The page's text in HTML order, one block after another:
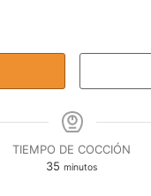
TIEMPO DE COCCIÓN
35 minutos
minutos